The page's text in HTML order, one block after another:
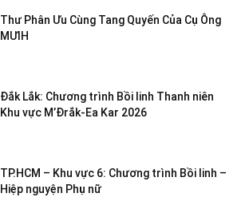
Thư Phân Ưu Cùng Tang Quyến Của Cụ Ông
MƯIH
Đắk Lắk: Chương trình Bồi linh Thanh niên
Khu vực M’Đrắk-Ea Kar 2026
TP.HCM – Khu vực 6: Chương trình Bồi linh –
Hiệp nguyện Phụ nữ